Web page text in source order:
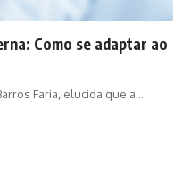
Como se adaptar ao
Faria, elucida que a…